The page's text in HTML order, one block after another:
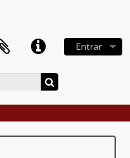
Entrar